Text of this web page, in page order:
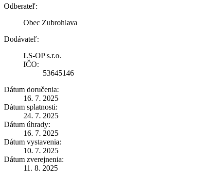
Odberateľ:
Obec Zubrohlava
Dodávateľ:
LS-OP s.r.o.
IČO:
53645146
Dátum doručenia:
16. 7. 2025
Dátum splatnosti:
24. 7. 2025
Dátum úhrady:
16. 7. 2025
Dátum vystavenia:
10. 7. 2025
Dátum zverejnenia:
11. 8. 2025